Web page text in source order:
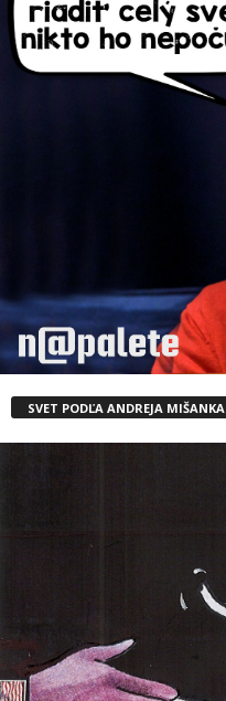
SVET PODĽA ANDREJA MIŠANKA